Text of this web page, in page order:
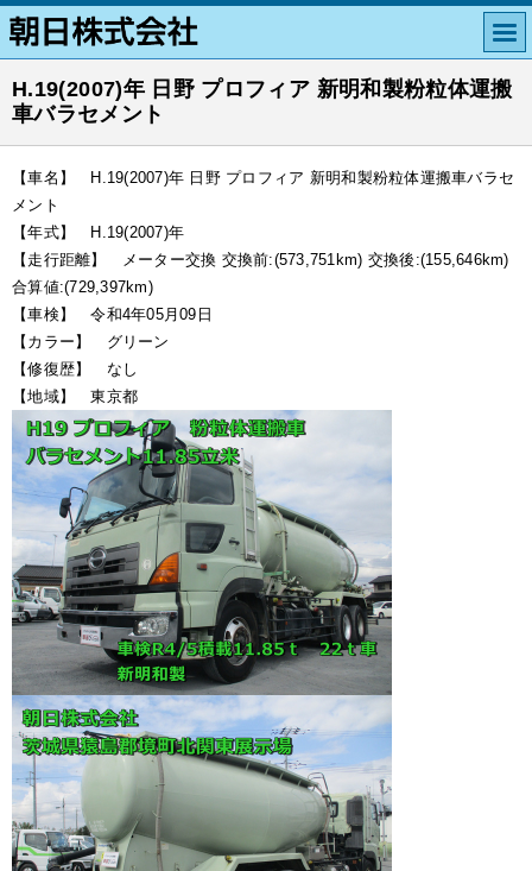
H.19(2007)年 日野 プロフィア 新明和製粉粒体運搬
車バラセメント
【車名】 H.19(2007)年 日野 プロフィア 新明和製粉粒体運搬車バラセ
メント
【年式】 H.19(2007)年
【走行距離】 メーター交換 交換前:(573,751km) 交換後:(155,646km)
合算値:(729,397km)
【車検】 令和4年05月09日
【カラー】 グリーン
【修復歴】 なし
【地域】 東京都